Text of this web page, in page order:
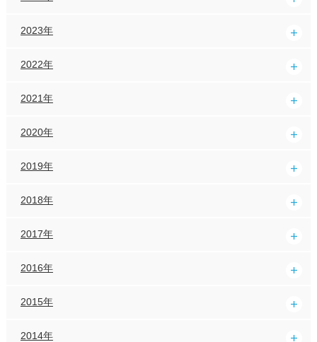
2023年
2022年
2021年
2020年
2019年
2018年
2017年
2016年
2015年
2014年